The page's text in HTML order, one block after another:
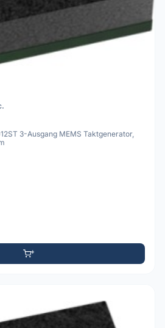
3-Ausgang MEMS Taktgenerator,